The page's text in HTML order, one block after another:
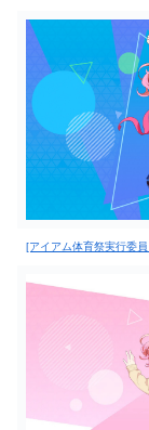
[アイアム体育祭実行委